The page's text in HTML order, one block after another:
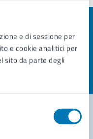
e di sessione per
e cookie analitici per
sito da parte degli
su questa
1 a 5 stelle)la chiarezza delle